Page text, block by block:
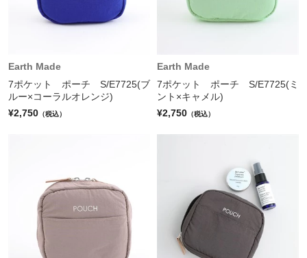
Earth Made
7ポケット ポーチ S/E7725(ブ
ルー×コーラルオレンジ)
¥2,750 （税込）
Earth Made
7ポケット ポーチ S/E7725(ミ
ント×キャメル)
¥2,750 （税込）